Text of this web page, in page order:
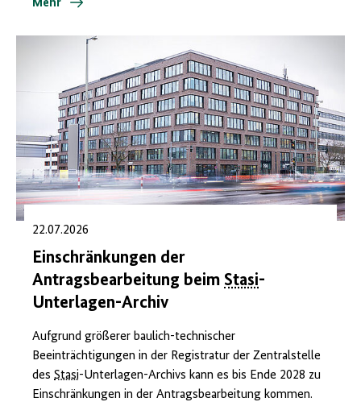
Mehr
22.07.2026
Einschränkungen der
Antragsbearbeitung beim Stasi-
Unterlagen-Archiv
Aufgrund größerer baulich-technischer
Beeinträchtigungen in der Registratur der Zentralstelle
des Stasi-Unterlagen-Archivs kann es bis Ende 2028 zu
Einschränkungen in der Antragsbearbeitung kommen.